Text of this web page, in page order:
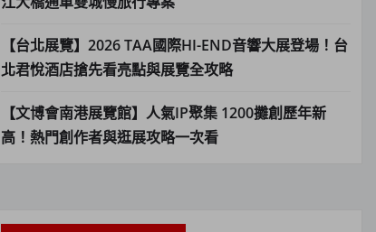
【台北展覽】2026 TAA國際HI-END音響大展登場！台
北君悅酒店搶先看亮點與展覽全攻略
【文博會南港展覽館】人氣IP聚集 1200攤創歷年新
高！熱門創作者與逛展攻略一次看